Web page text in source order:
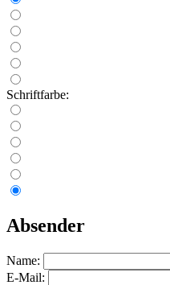
Schriftfarbe:
Absender
Name:
E-Mail: